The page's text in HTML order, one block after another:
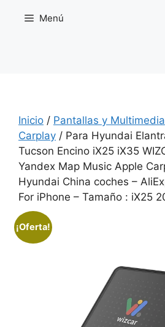
Menú
Inicio / Pantallas y Multimedia
Carplay / Para Hyundai
Tucson Encino iX25 iX35
Yandex Map Music Apple
Hyundai China coches –
For iPhone – Tamaño : iX25
¡Oferta!